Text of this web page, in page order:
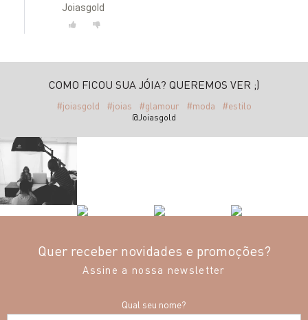
Joiasgold
COMO FICOU SUA JÓIA? QUEREMOS VER ;)
#joiasgold #joias #glamour #moda #estilo
@Joiasgold
Quer receber novidades e promoções?
Assine a nossa newsletter
Qual seu nome?